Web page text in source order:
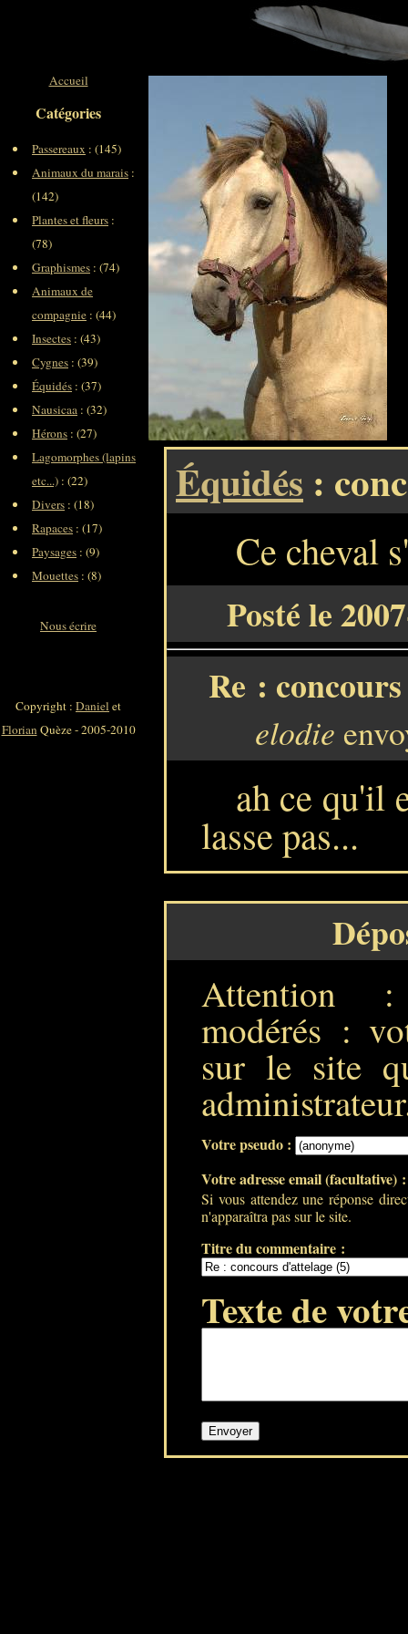
Équidés :
Ce cheval
Posté le
Re :
elodie
ah ce qu'il
lasse pas...
Attention :
modérés :
sur le site
Votre pseudo :
Votre adresse email (facultative)
Si vous attendez une réponse
n'apparaîtra pas sur le site.
Titre du commentaire :
Texte de
Accueil
Catégories
Passereaux : (145)
Animaux du marais :
(142)
Plantes et fleurs :
(78)
Graphismes : (74)
Animaux de
compagnie : (44)
Insectes : (43)
Cygnes : (39)
Équidés : (37)
Nausicaa : (32)
Hérons : (27)
Lagomorphes (lapins
etc...) : (22)
Divers : (18)
Rapaces : (17)
Paysages : (9)
Mouettes : (8)
Nous écrire
Copyright : Daniel et
FlorianQuèze - 2005-2010